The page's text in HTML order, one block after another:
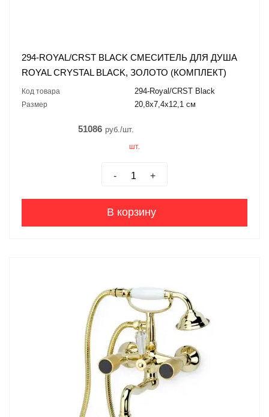
294-ROYAL/CRST BLACK СМЕСИТЕЛЬ ДЛЯ ДУША
ROYAL CRYSTAL BLACK, ЗОЛОТО (КОМПЛЕКТ)
Код товара 294-Royal/CRST Black
Размер 20,8x7,4x12,1 см
51086 руб./шт.
шт.
- +
В корзину